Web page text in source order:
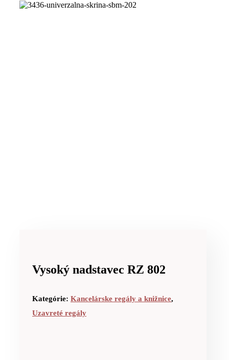
Vysoký nadstavec RZ 802
Kategórie: Kancelárske regály a knižnice,
Uzavreté regály